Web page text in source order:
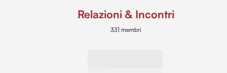
Relazioni & Incontri
331 membri